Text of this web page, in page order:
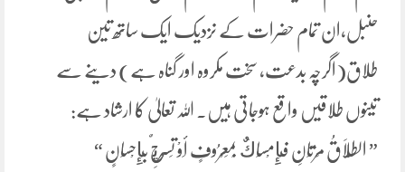
حنبل،ان تمام حضرات کے نزدیک ایک ساتھ تین
طلاق(اگرچہ بدعت، سخت مکروہ اور گناہ ہے) دینے سے
تینوں طلاقیں واقع ہوجاتی ہیں۔ اللہ تعالیٰ کا ارشاد ہے:
” الطَّلَاقُ مَرَّتَانِ فَإِمْسَاكٌ بِمَعْرُوفٍ أَوْ تَسْرِيحٌ بِإِحْسَانٍ “